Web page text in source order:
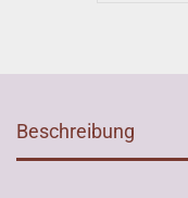
Beschreibung